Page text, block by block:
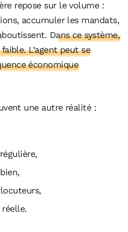
repose sur le volume :
accumuler les mandats,
Dans ce système,
L’agent peut se
économique
une autre réalité :